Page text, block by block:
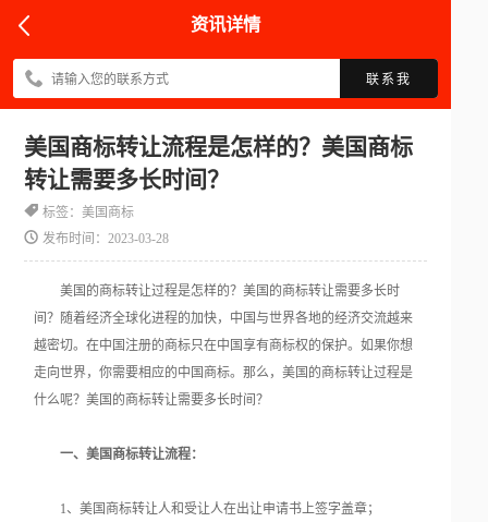
资讯详情
联系我
美国商标转让流程是怎样的？美国商标
转让需要多长时间？
标签：美国商标
发布时间：2023-03-28
美国的商标转让过程是怎样的？美国的商标转让需要多长时
间？随着经济全球化进程的加快，中国与世界各地的经济交流越来
越密切。在中国注册的商标只在中国享有商标权的保护。如果你想
走向世界，你需要相应的中国商标。那么，美国的商标转让过程是
什么呢？美国的商标转让需要多长时间？
一、美国商标转让流程：
1、美国商标转让人和受让人在出让申请书上签字盖章；